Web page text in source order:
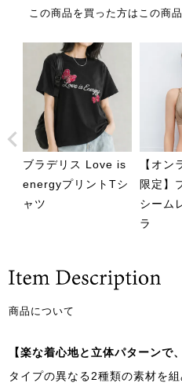
この商品を買った方はこの商
ブラデリス Love is
energyプリントTシ
ャツ
【オン
限定】
シーム
ラ
商品について
【楽な着心地と立体パターンで
タイプの異なる2種類の素材を